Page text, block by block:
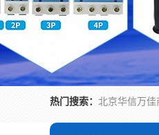
热门搜索：